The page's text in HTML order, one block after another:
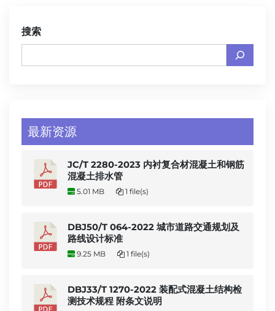
搜索
最新资源
JC/T 2280-2023 内衬复合材混凝土和钢筋
混凝土排水管
5.01 MB 1 file(s)
DBJ50/T 064-2022 城市道路交通规划及
路线设计标准
9.25 MB 1 file(s)
DBJ33/T 1270-2022 装配式混凝土结构检
测技术规程 附条文说明